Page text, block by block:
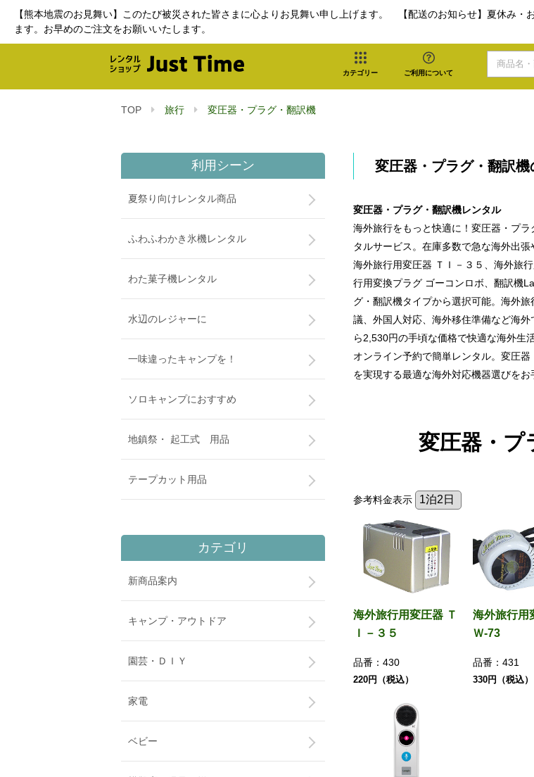
【熊本地震のお見舞い】このたび被災された皆さまに心よりお見舞い申し上げます。 【配送のお知らせ】夏休み
ます。お早めのご注文をお願いいたします。
カテゴリー ご利用について
TOP 旅行 変圧器・プラグ・翻訳機
変圧器・プラグ・翻訳機
変圧器・プラグ・翻訳機レンタル
海外旅行をもっと快適に！変圧器・プ
タルサービス。在庫多数で急な海外出
海外旅行用変圧器 ＴＩ－３５、海外旅
行用変換プラグ ゴーコンロボ、翻訳機
グ・翻訳機タイプから選択可能。海外
議、外国人対応、海外移住準備など海
ら2,530円の手頃な価格で快適な海外生
オンライン予約で簡単レンタル。変圧
を実現する最適な海外対応機器選びをお
変圧器・プ
参考料金表示
海外旅行用変圧器 Ｔ
Ｉ－３５
品番： 430
220円（税込）
海外旅行用
Ｗ-73
品番： 431
330円（税込）
利用シーン
夏祭り向けレンタル商品
ふわふわかき氷機レンタル
わた菓子機レンタル
水辺のレジャーに
一味違ったキャンプを！
ソロキャンプにおすすめ
地鎮祭・ 起工式 用品
テープカット用品
カテゴリ
新商品案内
キャンプ・アウトドア
園芸・ＤＩＹ
家電
ベビー